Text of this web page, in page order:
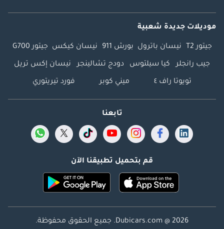
موديلات جديدة شعبية
جيتور T2 نيسان باترول بورش 911 نيسان كيكس جيتور G700
جيب رانجلر كيا سيلتوس دودج تشالينجر نيسان إكس تريل
تويوتا راف ٤ ميني كوبر فورد تيريتوري
تابعنا
قم بتحميل تطبيقنا الآن
Dubicars.com @ 2026. جميع الحقوق محفوظة.